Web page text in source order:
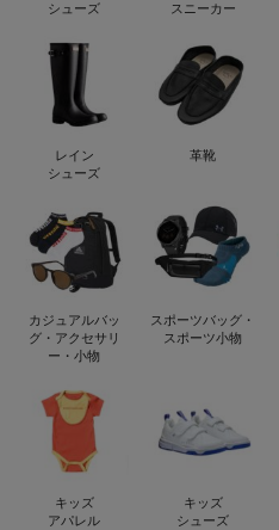
シューズ
スニーカー
レイン
シューズ
革靴
カジュアルバッ
グ・アクセサリ
ー・小物
スポーツバッグ・
スポーツ小物
キッズ
アパレル
キッズ
シューズ